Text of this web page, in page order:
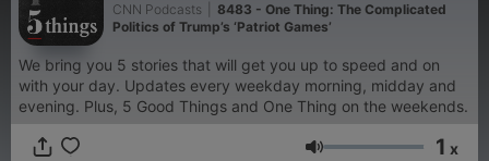
CNN Podcasts
8483 - One Thing: The Complicated
Politics of Trump’s ‘Patriot Games’
We bring you 5 stories that will get you up to speed and on
with your day. Updates every weekday morning, midday and
evening. Plus, 5 Good Things and One Thing on the weekends.
ระดับเสียง 1 x